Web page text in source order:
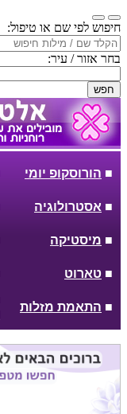
חיפוש לפי שם או טיפול:
בחר אזור / עיר:
חפש
■ הורוסקופ יומי
■ אסטרולוגיה
■ מיסטיקה
■ טארוט
■ התאמת מזלות